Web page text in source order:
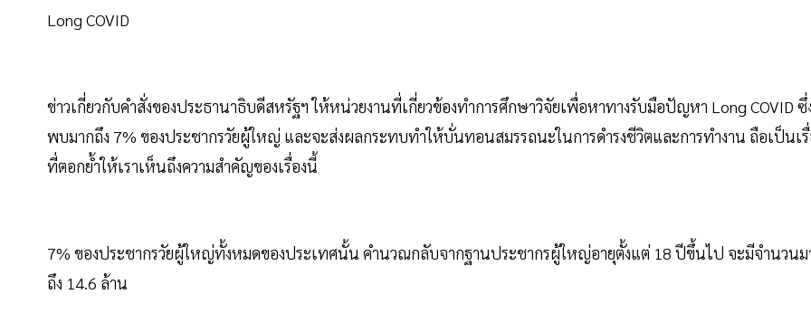
Long COVID
ข่าวเกี่ยวกับคำสั่งของประธานาธิบดีสหรัฐฯ ให้หน่วยงานที่เกี่ยวข้องทำการศึกษาวิจัยเพื่อหาทางรับมือปัญหา Long COVID ซึ่
พบมากถึง 7% ของประชากรวัยผู้ใหญ่ และจะส่งผลกระทบทำให้บั่นทอนสมรรถนะในการดำรงชีวิตและการทำงาน ถือเป็นเรื่
ที่ตอกย้ำให้เราเห็นถึงความสำคัญของเรื่องนี้
7% ของประชากรวัยผู้ใหญ่ทั้งหมดของประเทศนั้น คำนวณกลับจากฐานประชากรผู้ใหญ่อายุตั้งแต่ 18 ปีขึ้นไป จะมีจำนวนม
ถึง 14.6 ล้าน